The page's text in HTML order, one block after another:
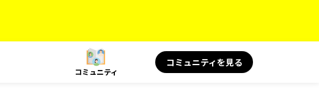
コミュニティ
コミュニティを見る